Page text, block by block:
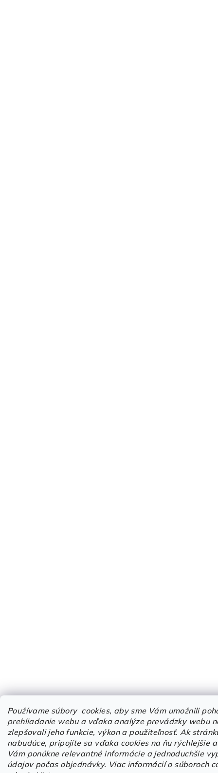
Používame súbory cookies, aby sme Vám umožnili
prehliadanie webu a vďaka analýze prevádzky webu
zlepšovali jeho funkcie, výkon a použiteľnosť. Ak
nabudúce, pripojíte sa vďaka cookies na ňu rýchlejšie
Vám ponúkne relevantné informácie a jednoduchšie
údajov počas objednávky. Viac informácií o súboroch